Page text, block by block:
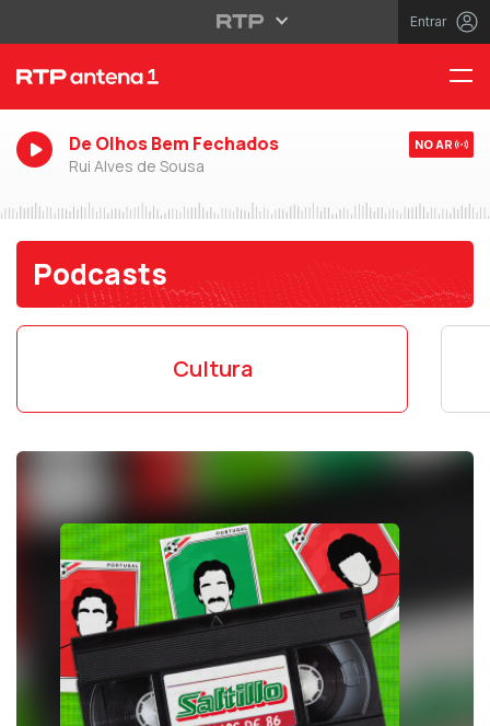
Entrar
De Olhos Bem Fechados
Rui Alves de Sousa
NO AR
Podcasts
Cultura